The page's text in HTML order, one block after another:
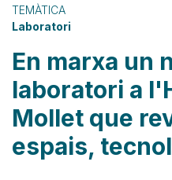
TEMÀTICA
Laboratori
En marxa un
laboratori a
Mollet que
espais,